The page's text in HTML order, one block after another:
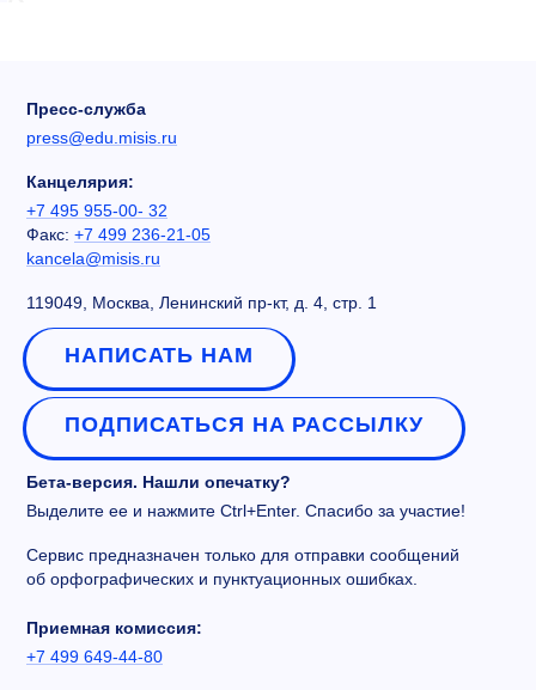
Пресс-служба
press@edu.misis.ru
Канцелярия:
+7 495 955-00- 32
Факс: +7 499 236-21-05
kancela@misis.ru
119049, Москва, Ленинский пр-кт, д. 4, стр. 1
НАПИСАТЬ НАМ
ПОДПИСАТЬСЯ НА РАССЫЛКУ
Бета-версия. Нашли опечатку?
Выделите ее и нажмите Ctrl+Enter. Спасибо за участие!
Сервис предназначен только для отправки сообщений
об орфографических и пунктуационных ошибках.
Приемная комиссия:
+7 499 649-44-80